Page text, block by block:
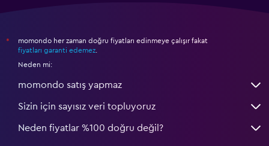
*
momondo her zaman doğru fiyatları edinmeye çalışır fakat
fiyatları garanti edemez
Neden mi:
momondo satış yapmaz
Sizin için sayısız veri topluyoruz
Neden fiyatlar %100 doğru değil?